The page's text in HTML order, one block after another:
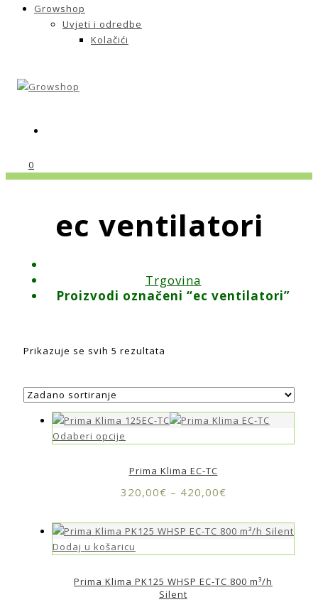
Growshop
Uvjeti i odredbe
Kolačići
0
ec ventilatori
Trgovina
Proizvodi označeni “ec ventilatori”
Prikazuje se svih 5 rezultata
Odaberi opcije
Prima Klima EC-TC
320,00€ – 420,00€
Dodaj u košaricu
Prima Klima PK125 WHSP EC-TC 800 m³/h
Silent